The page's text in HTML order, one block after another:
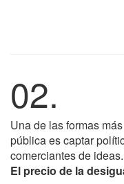
02.
Una de las formas
pública es captar
comerciantes de ideas.
El precio de la